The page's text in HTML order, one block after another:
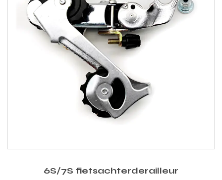
6S/7S fietsachterderailleur